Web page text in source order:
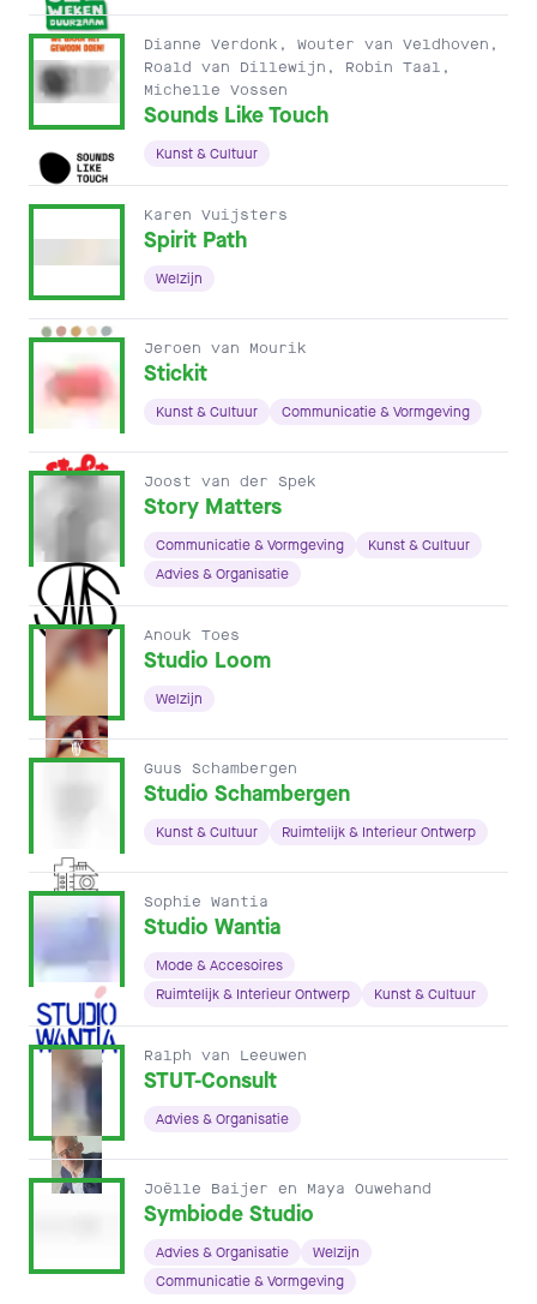
Dianne Verdonk, Wouter van Veldhoven,
Roald van Dillewijn, Robin Taal,
Michelle Vossen
Sounds Like Touch
Kunst & Cultuur
Karen Vuijsters
Spirit Path
Welzijn
Jeroen van Mourik
Stickit
Kunst & Cultuur Communicatie & Vormgeving
Joost van der Spek
Story Matters
Communicatie & Vormgeving
Kunst & Cultuur
Advies & Organisatie
Anouk Toes
Studio Loom
Welzijn
Guus Schambergen
Studio Schambergen
Kunst & Cultuur Ruimtelijk & Interieur Ontwerp
Sophie Wantia
Studio Wantia
Mode & Accesoires
Ruimtelijk & Interieur Ontwerp
Kunst & Cultuur
Ralph van Leeuwen
STUT-Consult
Advies & Organisatie
Joëlle Baijer en Maya Ouwehand
Symbiode Studio
Advies & Organisatie
Welzijn
Communicatie & Vormgeving